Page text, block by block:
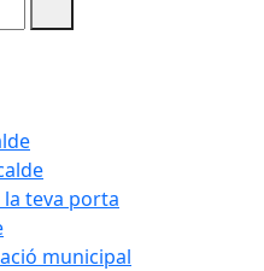
la teva porta
municipal